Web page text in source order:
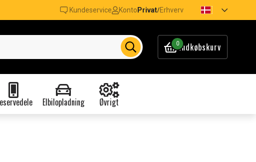
Kundeservice Konto Privat/Erhverv
0Indkøbskurv
Elbilopladning Øvrigt